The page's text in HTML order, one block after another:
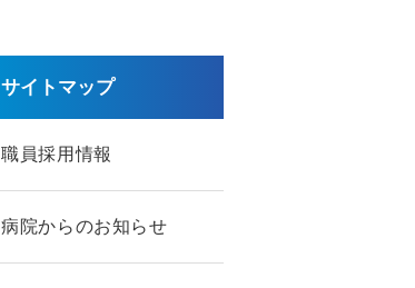
サイトマップ
職員採用情報
病院からのお知らせ